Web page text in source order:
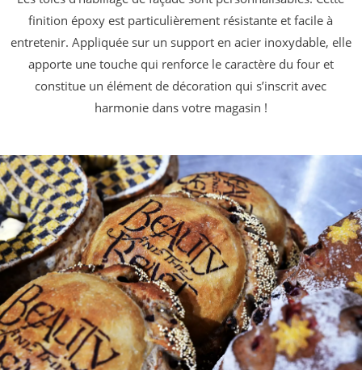
finition époxy est particulièrement résistante et facile à
entretenir. Appliquée sur un support en acier inoxydable, elle
apporte une touche qui renforce le caractère du four et
constitue un élément de décoration qui s’inscrit avec
harmonie dans votre magasin !